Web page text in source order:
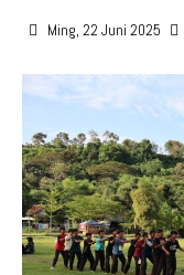
Sarana Prasarana
Media Pembelajaran
Video Edukasi
Peringkat PMBM
Pojok Literasi
Buku Digital Guru
Pojok Literasi
Zona Integritas
Aduan Masyarakat
Maklumat Pelayanan
Download
Pelayanan Informasi
Informasi Publik
Regulasi PPID
Profil PPID
Ming, 22 Juni 2025